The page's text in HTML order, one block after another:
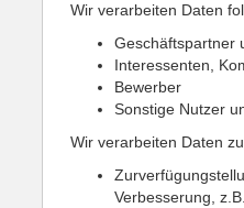
Wir verarbeiten Daten
Geschäftspartner
Interessenten,
Bewerber
Sonstige Nutzer
Wir verarbeiten Daten
Verbesserung,